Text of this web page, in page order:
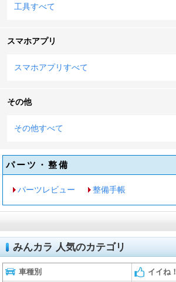
工具すべて
スマホアプリ
スマホアプリすべて
その他
その他すべて
パーツ・整備
パーツレビュー 整備手帳
みんカラ 人気のカテゴリ
車種別 イイね！